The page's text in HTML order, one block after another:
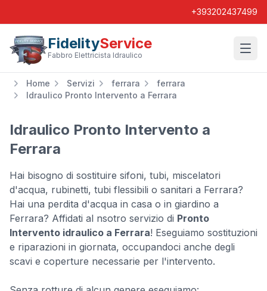
+393202437499
FidelityService
Fabbro Elettricista Idraulico
Home Servizi ferrara
ferrara
Idraulico Pronto Intervento a Ferrara
Idraulico Pronto Intervento a
Ferrara
Hai bisogno di sostituire sifoni, tubi, miscelatori
d'acqua, rubinetti, tubi flessibili o sanitari a Ferrara?
Hai una perdita d'acqua in casa o in giardino a
Ferrara? Affidati al nsotro servizio di Pronto
Intervento idraulico a Ferrara! Eseguiamo sostituzioni
e riparazioni in giornata, occupandoci anche degli
scavi e coperture necessarie per l'intervento.